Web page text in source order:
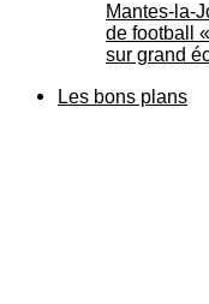
Mantes-la-
de football
sur grand
Les bons plans